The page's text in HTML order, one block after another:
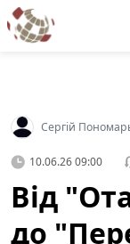
Сергій
10.06.26 09:00
Від
до